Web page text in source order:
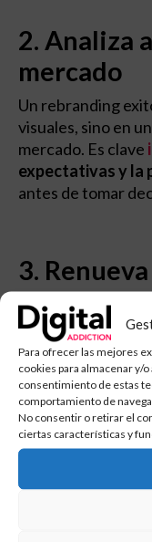
Para ofrecer las mejores
cookies para almacenar y/
consentimiento de estas
comportamiento de
No consentir o retirar el
ciertas características y
2. Analiza
mercado
Un rebranding
visuales, sino en
mercado. Es clave
expectativas y la
antes de tomar
3.
sin romper
Actualizar el
frescura a la
Marcas como
modernizado su
reconocimiento.
4. Ajusta